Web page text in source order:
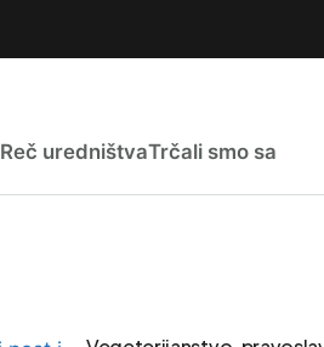
Reč uredništvaTrčali smo sa